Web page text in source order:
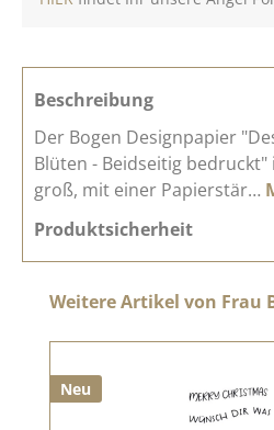
Beschreibung
Der Bogen Designpapier
Blüten - Beidseitig bedruckt"
groß, mit einer Papierstär…
Produktsicherheit
Produktgalerie überspringen
Weitere Artikel von Frau
Neu